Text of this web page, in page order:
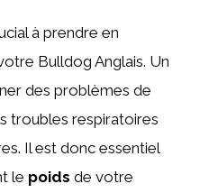
à prendre en
Bulldog Anglais. Un
des problèmes de
troubles respiratoires
Il est donc essentiel
le poids de votre